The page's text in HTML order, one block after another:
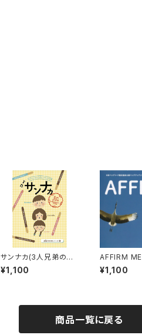
サンナカ(3人兄弟のま
んなか！)
¥1,100
AFFIRM ME
¥1,100
商品一覧に戻る